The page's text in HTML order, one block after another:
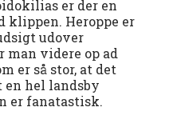
er der en
klippen. Heroppe er
udover
man videre op ad
er så stor, at det
hel landsby
er fanatastisk.